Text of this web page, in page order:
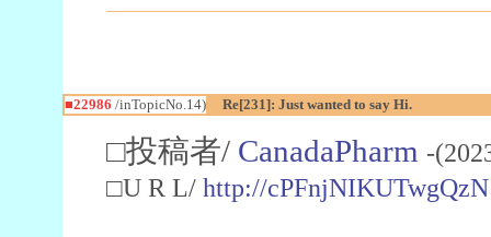
■22986 /inTopicNo.14) Re[231]: Just wanted to say Hi.
□投稿者/ CanadaPharm -
□U R L/ http://cPFnjNIKUTwgQzN